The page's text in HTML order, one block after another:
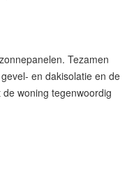
Tezamen
en dakisolatie en de
woning tegenwoordig